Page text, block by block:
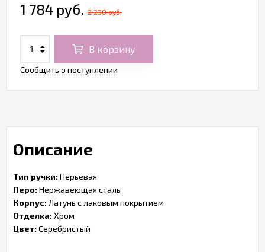
1 784 руб. 2 230 руб.
В корзину
Сообщить о поступлении
Описание
Тип ручки:Перьевая
Перо:Нержавеющая сталь
Корпус:Латунь с лаковым покрытием
Отделка:Хром
Цвет:Серебристый